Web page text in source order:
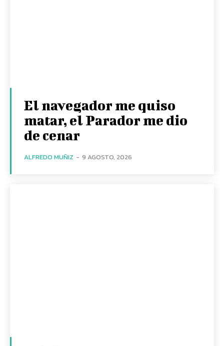
El navegador me quiso
matar, el Parador me dio
de cenar
ALFREDO MUÑIZ - 9 AGOSTO, 2026